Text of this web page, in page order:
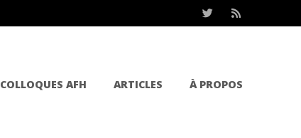
COLLOQUES AFH ARTICLES À PROPOS